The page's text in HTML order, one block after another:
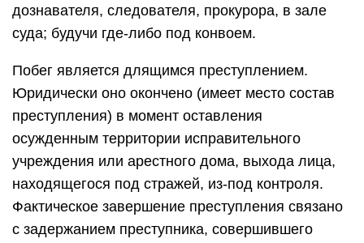
дознавателя, следователя, прокурора, в зале
суда; будучи где-либо под конвоем.
Побег является длящимся преступлением.
Юридически оно окончено (имеет место состав
преступления) в момент оставления
осужденным территории исправительного
учреждения или арестного дома, выхода лица,
находящегося под стражей, из-под контроля.
Фактическое завершение преступления связано
с задержанием преступника, совершившего